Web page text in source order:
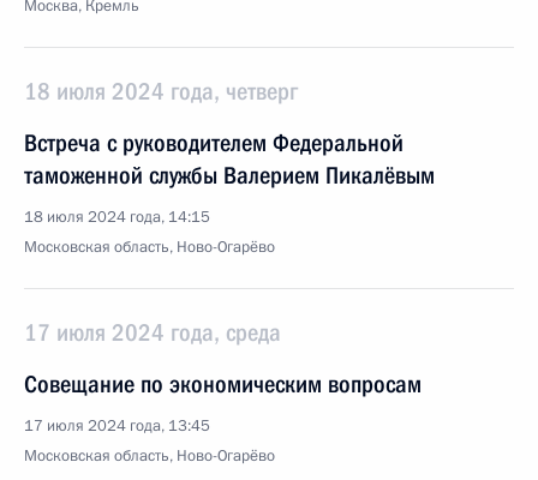
Москва, Кремль
18 июля 2024 года, четверг
Встреча с руководителем Федеральной
таможенной службы Валерием Пикалёвым
18 июля 2024 года, 14:15
Московская область, Ново-Огарёво
17 июля 2024 года, среда
Совещание по экономическим вопросам
17 июля 2024 года, 13:45
Московская область, Ново-Огарёво